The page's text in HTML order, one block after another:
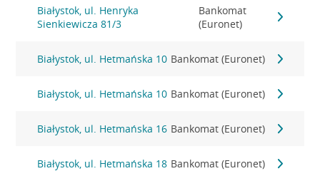
Białystok, ul. Henryka
Sienkiewicza 81/3
Bankomat
(Euronet)
Białystok, ul. Hetmańska 10 Bankomat (Euronet)
Białystok, ul. Hetmańska 10 Bankomat (Euronet)
Białystok, ul. Hetmańska 16 Bankomat (Euronet)
Białystok, ul. Hetmańska 18 Bankomat (Euronet)